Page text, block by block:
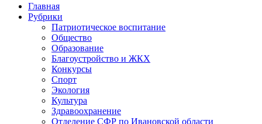
Промотать
содержимому
Главная
Рубрики
Патриотическое воспитание
Общество
Образование
Благоустройство и ЖКХ
Конкурсы
Спорт
Экология
Культура
Здравоохранение
Отделение СФР по Ивановской области